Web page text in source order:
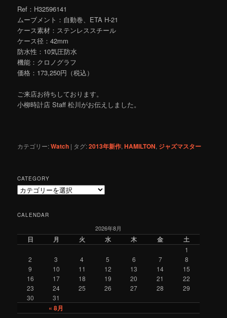
Ref：H32596141
ムーブメント：自動巻、ETA H-21
ケース素材：ステンレススチール
ケース径：42mm
防水性：10気圧防水
機能：クロノグラフ
価格：173,250円（税込）
ご来店お待ちしております。
小柳時計店 Staff 松川がお伝えしました。
カテゴリー:Watch | タグ:2013年新作,HAMILTON, ジャズマスター
CATEGORY
C
e
r
CALENDAR
2026年8月
日 月 火 水 木 金 土
« 8月
1
2
3 4 5 6 7
8
9
10 11 12 13 14
15
16
17 18 19 20 21
22
23
24 25 26 27 28
29
30
31